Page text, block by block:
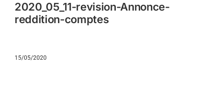
2020_05_11-revision-Annonce-
reddition-comptes
15/05/2020